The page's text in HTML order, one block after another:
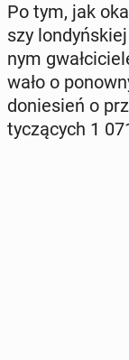
Po tym, jak
szy
nym
wa­ło o
do­nie­sień o
ty­czą­cych 1